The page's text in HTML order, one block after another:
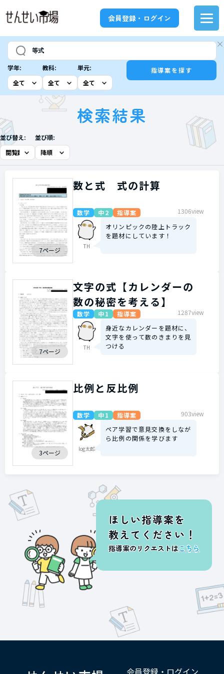
会員登録・ログイン
学年: 教科: 単元: 指導案を探す
検索結果
並び替え: 並び順:
7ページ
数と式 式の計算
数学 中2 指導案 1306view
TH
オリンピックの陸上トラック
を題材にしています！
7ページ
文字の式【カレンダーの
数の秘密を考える】
数学 中1 指導案 1287view
TH
身近なカレンダーを題材に、
文字を使って数のきまりを見
つける
3ページ
比例と反比例
数学 中1 指導案 903view
log太郎
ペア学習で意見交換をしなが
ら比例の関係を学びます
ほしい指導案を
教えてください！
指導案のリクエストはこちら
会員登録・ログイン